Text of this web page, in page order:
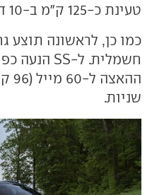
טעינת כ-125 ק"מ ב-10 דקות בלבד.
שניות.